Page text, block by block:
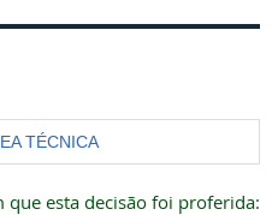
TÉCNICA
que esta decisão foi proferida: